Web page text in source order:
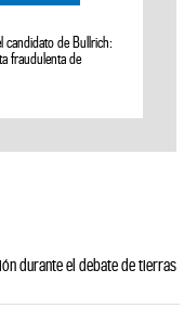
candidato de Bullrich:
fraudulenta de
durante el debate de tierras